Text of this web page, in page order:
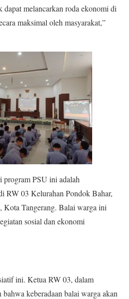
melancarkan roda ekonomi di
maksimal oleh masyarakat,”
program PSU ini adalah
RW 03 Kelurahan Pondok Bahar,
Kota Tangerang. Balai warga ini
sosial dan ekonomi
ini. Ketua RW 03, dalam
keberadaan balai warga akan